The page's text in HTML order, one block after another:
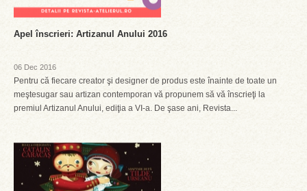
Apel înscrieri: Artizanul Anului 2016
06 Dec 2016
Pentru că fiecare creator şi designer de produs este înainte de toate un
meştesugar sau artizan contemporan vă propunem să vă înscrieţi la
premiul Artizanul Anului, ediţia a VI-a. De şase ani, Revista...